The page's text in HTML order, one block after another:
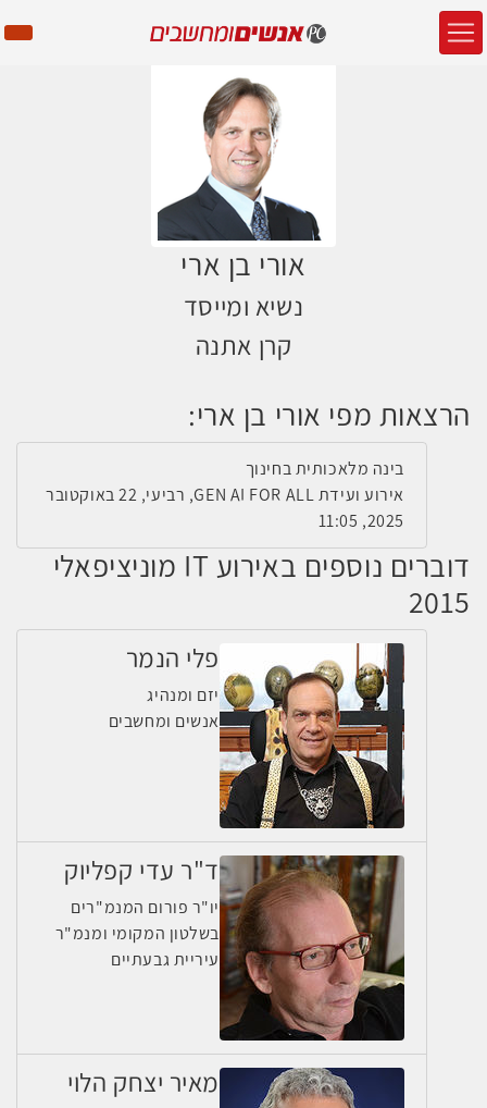
אורי בן ארי
נשיא ומייסד
קרן אתנה
הרצאות מפי אורי בן ארי:
בינה מלאכותית בחינוך
אירוע ועידת GEN AI FOR ALL, רביעי, 22 באוקטובר
2025, 11:05
דוברים נוספים באירוע IT מוניציפאלי
2015
פלי הנמר
יזם ומנהיג
אנשים ומחשבים
ד"ר עדי קפליוק
יו"ר פורום המנמ"רים
בשלטון המקומי ומנמ"ר
עיריית גבעתיים
מאיר יצחק הלוי